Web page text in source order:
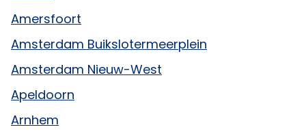
Amersfoort
Amsterdam Buikslotermeerplein
Amsterdam Nieuw-West
Apeldoorn
Arnhem